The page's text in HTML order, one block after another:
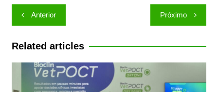
Navegação
de
Post
Anterior Próximo
Related articles